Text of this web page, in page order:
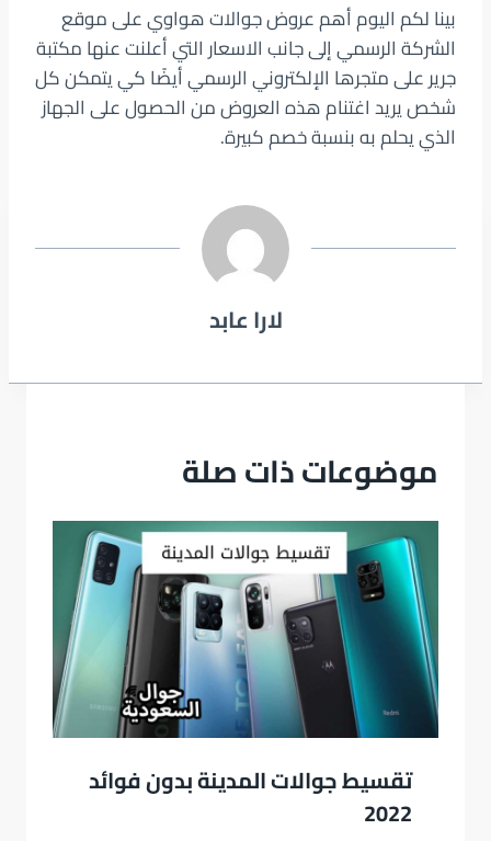
بينا لكم اليوم أهم عروض جوالات هواوي على موقع
الشركة الرسمي إلى جانب الاسعار التي أعلنت عنها مكتبة
جرير على متجرها الإلكتروني الرسمي أيضًا كي يتمكن كل
شخص يريد اغتنام هذه العروض من الحصول على الجهاز
الذي يحلم به بنسبة خصم كبيرة.
لارا عابد
موضوعات ذات صلة
تقسيط جوالات المدينة بدون فوائد
2022